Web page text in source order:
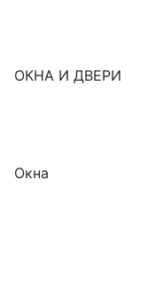
ОКНА И ДВЕРИ
Окна